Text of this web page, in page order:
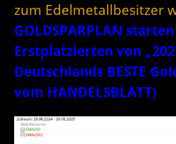
zum Edelmetallbesitzer
GOLDSPARPLAN
Erstplatzierten von
Deutschlands BESTE
vom HANDELSBLATT)